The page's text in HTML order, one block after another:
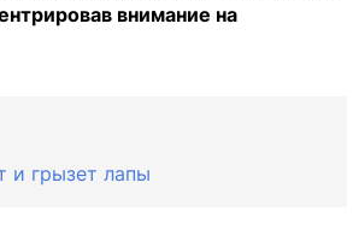
внимание на
и грызет лапы